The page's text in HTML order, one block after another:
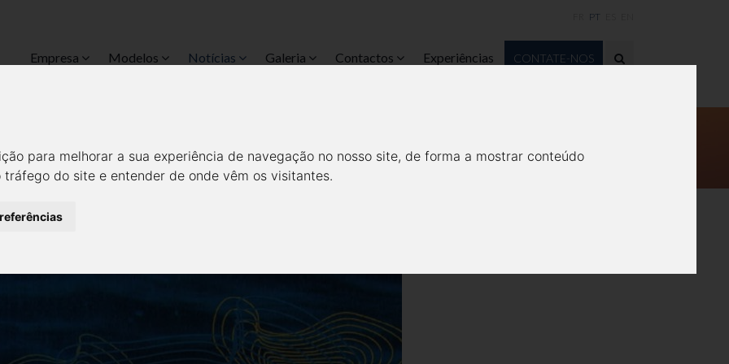
para melhorar a sua experiência de navegação no nosso site, de forma a mostrar conteúdo
do site e entender de onde vêm os visitantes.
Empresa Modelos Notícias Galeria Contactos Experiências CONTATE-NOS
PT
O FUTURO DE PORTUGAL - PRÉMIO
E EMPREENDEDORISMO
Notícias Media